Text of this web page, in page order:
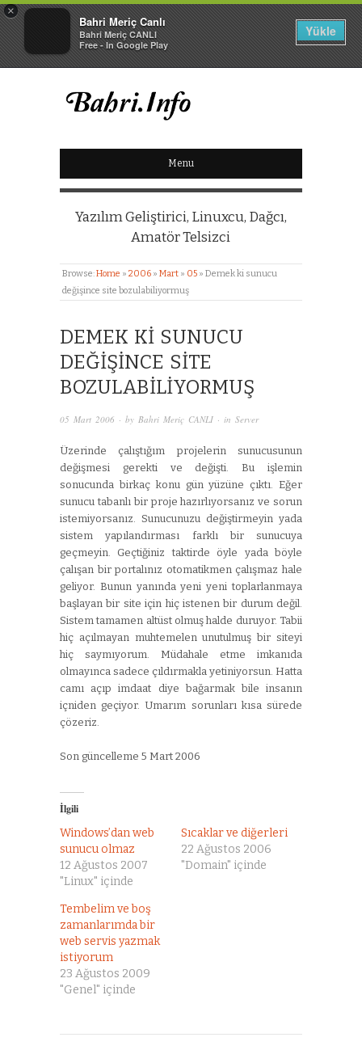
×
Bahri Meriç Canlı
Bahri Meriç CANLI
Free - In Google Play
Yükle
BAHRI MERIÇ CANLI
KIŞISEL WEB SITESI
Menu
Yazılım Geliştirici, Linuxcu, Dağcı,
Amatör Telsizci
Browse:Home » 2006 » Mart » 05 » Demek ki sunucu
değişince site bozulabiliyormuş
DEMEK KI SUNUCU
DEĞIŞINCE SITE
BOZULABILIYORMUŞ
05 Mart 2006 · by Bahri Meriç CANLI · in Server
Üzerinde çalıştığım projelerin sunucusunun
değişmesi gerekti ve değişti. Bu işlemin
sonucunda birkaç konu gün yüzüne çıktı. Eğer
sunucu tabanlı bir proje hazırlıyorsanız ve sorun
istemiyorsanız. Sunucunuzu değiştirmeyin yada
sistem yapılandırması farklı bir sunucuya
geçmeyin. Geçtiğiniz taktirde öyle yada böyle
çalışan bir portalınız otomatikmen çalışmaz hale
geliyor. Bunun yanında yeni yeni toplarlanmaya
başlayan bir site için hiç istenen bir durum değil.
Sistem tamamen altüst olmuş halde duruyor. Tabii
hiç açılmayan muhtemelen unutulmuş bir siteyi
hiç saymıyorum. Müdahale etme imkanıda
olmayınca sadece çıldırmakla yetiniyorsun. Hatta
camı açıp imdaat diye bağarmak bile insanın
içniden geçiyor. Umarım sorunları kısa sürede
çözeriz.
Son güncelleme 5 Mart 2006
İlgili
Windows’dan web
sunucu olmaz
12 Ağustos 2007
"Linux" içinde
Sıcaklar ve diğerleri
22 Ağustos 2006
"Domain" içinde
Tembelim ve boş
zamanlarımda bir
web servis yazmak
istiyorum
23 Ağustos 2009
"Genel" içinde